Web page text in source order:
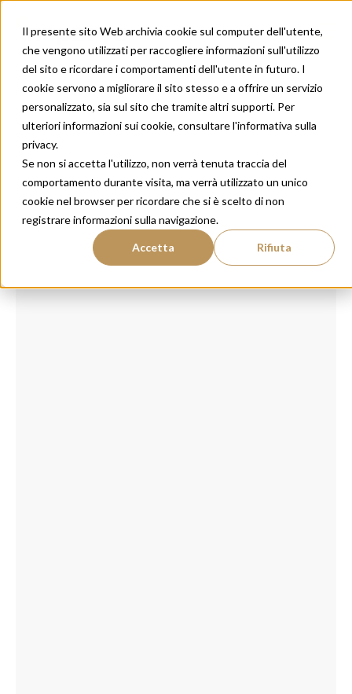
Il presente sito Web archivia cookie sul computer dell'utente,
che vengono utilizzati per raccogliere informazioni sull'utilizzo
del sito e ricordare i comportamenti dell'utente in futuro. I
cookie servono a migliorare il sito stesso e a offrire un servizio
personalizzato, sia sul sito che tramite altri supporti. Per
ulteriori informazioni sui cookie, consultare l'informativa sulla
privacy.
Se non si accetta l'utilizzo, non verrà tenuta traccia del
comportamento durante visita, ma verrà utilizzato un unico
cookie nel browser per ricordare che si è scelto di non
registrare informazioni sulla navigazione.
Accetta Rifiuta